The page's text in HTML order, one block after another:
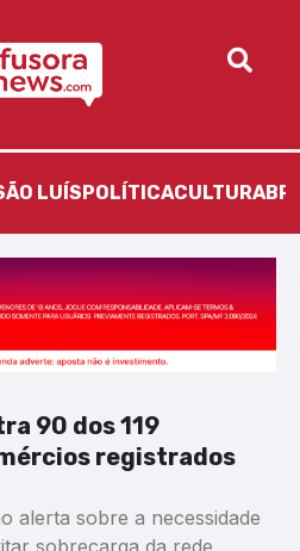
LUÍS POLÍTICACULTURA
90 dos 119
registrados
alerta sobre a necessidade
sobrecarga da rede